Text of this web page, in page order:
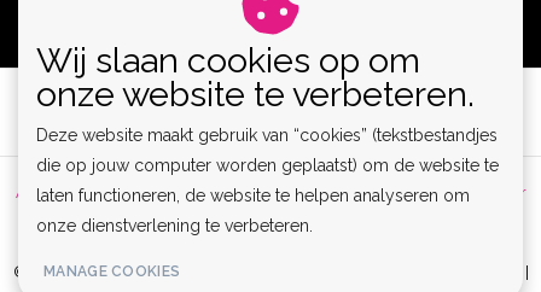
Algemene voorwaarden | Privacy Policy | Sitemap |
Disclaimer
RSS Feed
© Copyright 2026 - Lamor | Clubwear, Lingerie & Kinky Fashion XS-6XL |
Wij slaan cookies op om
onze website te verbeteren.
Deze website maakt gebruik van “cookies” (tekstbestandjes
die op jouw computer worden geplaatst) om de website te
laten functioneren, de website te helpen analyseren om
onze dienstverlening te verbeteren.
MANAGE COOKIES